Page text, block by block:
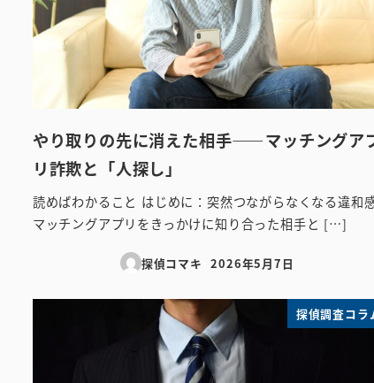
やり取りの先に消えた相手――マッチングア
リ詐欺と「人探し」
読めばわかること はじめに：突然つながらなくなる違和
マッチングアプリをきっかけに知り合った相手と […]
探偵コマキ
投稿日
2026年5月7日
探偵調査コラ